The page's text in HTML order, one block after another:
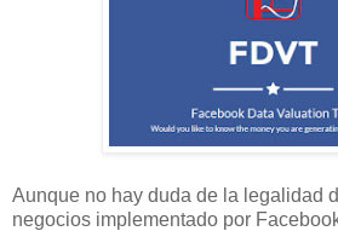
Aunque no hay duda de la legalidad
negocios implementado por